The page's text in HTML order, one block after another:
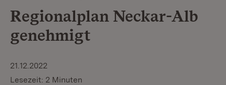
Regionalplan Neckar-Alb
genehmigt
21.12.2022
Lesezeit: 2 Minuten